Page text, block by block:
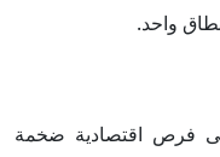
واحد.
فرص اقتصادية ضخمة